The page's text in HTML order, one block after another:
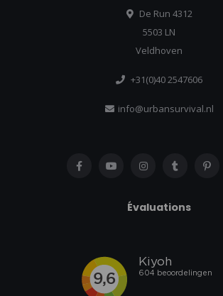
De Run 4312
5503 LN
Veldhoven
+31(0)40 2547606
info@urbansurvival.nl
Évaluations